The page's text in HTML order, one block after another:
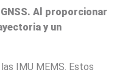
Al proporcionar
y un
IMU MEMS. Estos